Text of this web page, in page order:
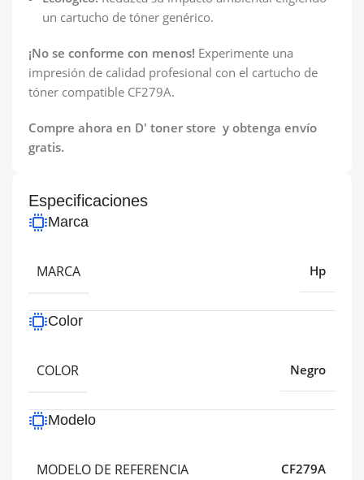
un cartucho de tóner genérico.
¡No se conforme con menos! Experimente una
impresión de calidad profesional con el cartucho de
tóner compatible CF279A.
Compre ahora en D' toner store y obtenga envío
gratis.
Especificaciones
Marca
MARCA Hp
Color
COLOR Negro
Modelo
MODELO DE REFERENCIA CF279A